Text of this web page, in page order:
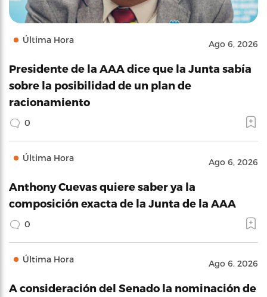
Última Hora Ago 6, 2026
Presidente de la AAA dice que la Junta sabía
sobre la posibilidad de un plan de
racionamiento
0
Última Hora Ago 6, 2026
Anthony Cuevas quiere saber ya la
composición exacta de la Junta de la AAA
0
Última Hora Ago 6, 2026
A consideración del Senado la nominación de